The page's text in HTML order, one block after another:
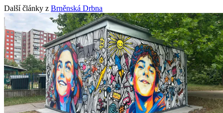
Další články z Brněnská Drbna